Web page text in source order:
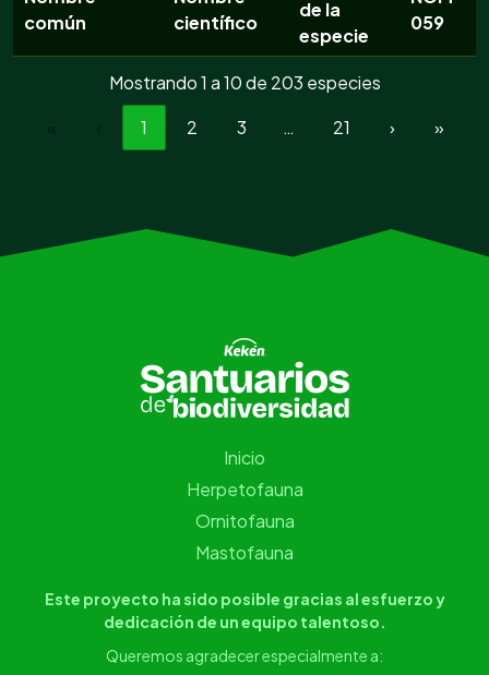
común
científico
de la
especie
059
Mostrando 1 a 10 de 203 especies
1 2 3 … 21 › »
Inicio
Herpetofauna
Ornitofauna
Mastofauna
Este proyecto ha sido posible gracias al esfuerzo y
dedicación de un equipo talentoso.
Queremos agradecer especialmente a: